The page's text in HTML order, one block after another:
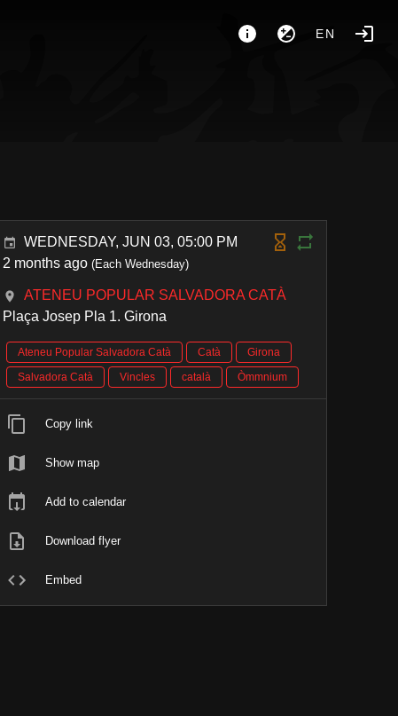
EN
WEDNESDAY, JUN 03, 05:00 PM
2 months ago (Each Wednesday)
ATENEU POPULAR SALVADORA CATÀ
Plaça Josep Pla 1. Girona
Ateneu Popular Salvadora Catà Catà
Girona
Salvadora Catà
Vincles català Òmmnium
Copy link
Show map
Add to calendar
Download flyer
Embed